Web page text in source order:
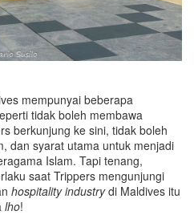
mempunyai beberapa
tidak boleh membawa
berkunjung ke sini, tidak boleh
dan syarat utama untuk menjadi
Islam. Tapi tenang,
saat Trippers mengunjungi
hospitality industrydi Maldives itu
lho!